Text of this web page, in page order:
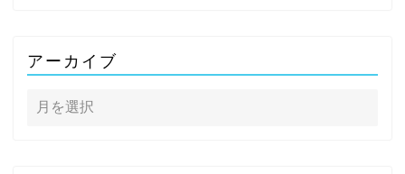
アーカイブ